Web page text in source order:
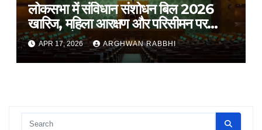
लोकसभा में संविधान संशोधन बिल 2026
खारिज, महिला आरक्षण और परिसीमन पर
सरकार को झटका
APR 17, 2026 ARGHWAN RABBHI